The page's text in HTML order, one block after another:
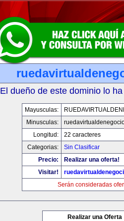
El dueño de este dominio lo
Mayusculas:
Minusculas:
Longitud:
22 caracteres
Categorias:
Sin Clasificar
Precio:
Realizar una oferta!
Visitar!
Serán consideradas
Realizar una Oferta